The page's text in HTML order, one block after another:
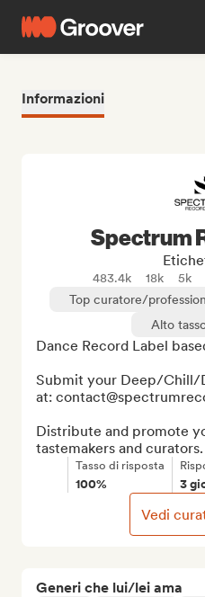
Informazioni
Generi che lui/lei ama
Spectrum
483.4k 18k 5k
Top curatore/
Alto
Dance Record Label
Submit your Deep/Chill/
at:
Distribute and promote
tastemakers and curators.
Tasso di risposta
100% 3
Vedi